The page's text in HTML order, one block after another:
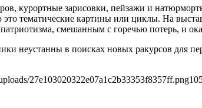
курортные зарисовки, пейзажи и
тематические картины или циклы. На
смешанным с горечью потерь, и
неустанны в поисках новых ракурсов для
27e103020322e07a1c2b33353f8357ff.png